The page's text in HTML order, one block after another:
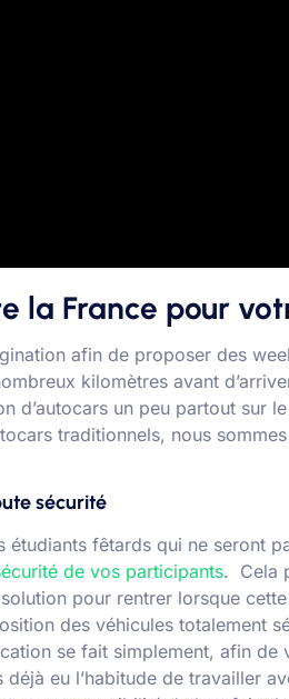
la France pour
afin de proposer des
kilomètres avant
d’autocars un peu partout sur
traditionnels, nous
sécurité
étudiants fêtards qui ne seront
de vos participants. Cela
pour rentrer lorsque
des véhicules totalement
se fait simplement, afin de
eu l’habitude de travailler